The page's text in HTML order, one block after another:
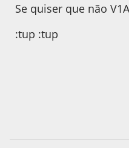
Se quiser que não
:tup :tup